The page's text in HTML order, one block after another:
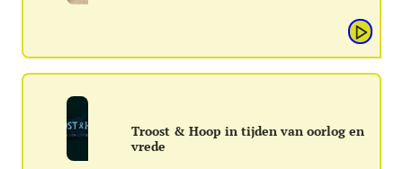
Troost & Hoop in tijden van oorlog en
vrede